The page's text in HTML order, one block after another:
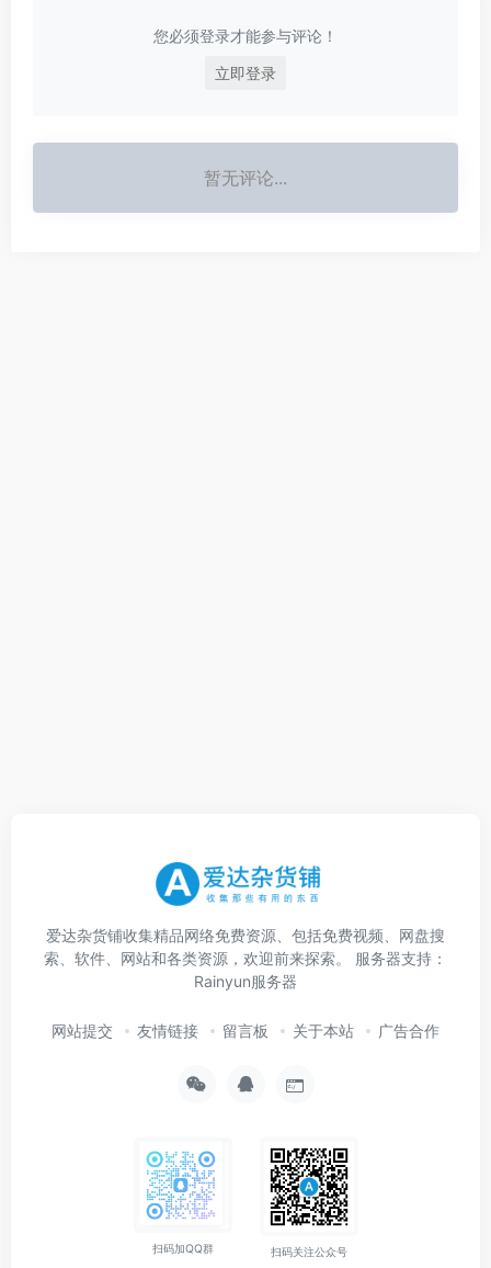
您必须登录才能参与评论！
立即登录
暂无评论...
爱达杂货铺收集精品网络免费资源、包括免费视频、网盘搜
索、软件、网站和各类资源，欢迎前来探索。 服务器支持：
Rainyun服务器
网站提交 友情链接 留言板 关于本站 广告合作
扫码加QQ群 扫码关注公众号